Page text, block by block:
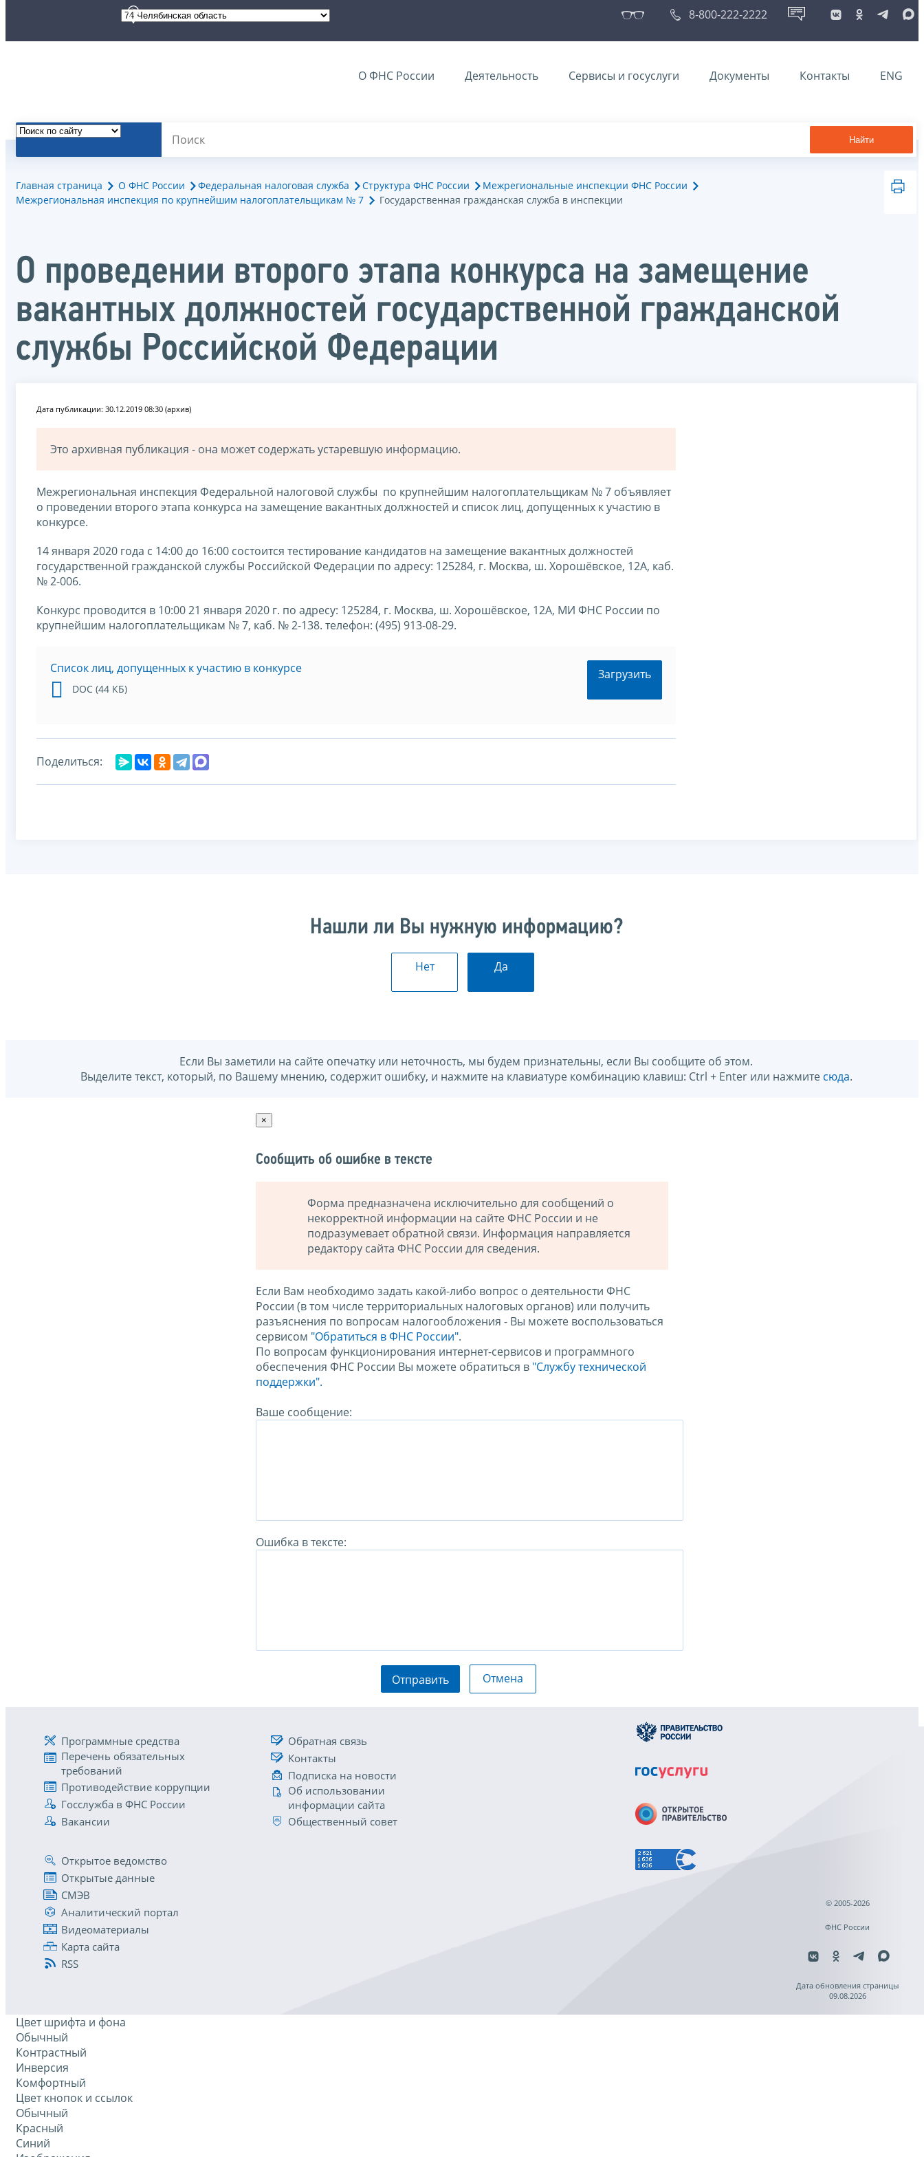
8-800-222-2222
О ФНС России Деятельность Сервисы и госуслуги Документы Контакты ENG
Найти
Главная страница О ФНС России Федеральная налоговая служба Структура ФНС России
Межрегиональные инспекции ФНС России
Межрегиональная инспекция по крупнейшим налогоплательщикам № 7
Государственная гражданская служба в инспекции
О проведении второго этапа конкурса на замещение
вакантных должностей государственной гражданской
службы Российской Федерации
Дата публикации: 30.12.2019 08:30 (архив)
Это архивная публикация - она может содержать устаревшую информацию.
Межрегиональная инспекция Федеральной налоговой службы по крупнейшим налогоплательщикам № 7 объявляет
о проведении второго этапа конкурса на замещение вакантных должностей и список лиц, допущенных к участию в
конкурсе.
14 января 2020 года с 14:00 до 16:00 состоится тестирование кандидатов на замещение вакантных должностей
государственной гражданской службы Российской Федерации по адресу: 125284, г. Москва, ш. Хорошёвское, 12A, каб.
№ 2-006.
Конкурс проводится в 10:00 21 января 2020 г. по адресу: 125284, г. Москва, ш. Хорошёвское, 12A, МИ ФНС России по
крупнейшим налогоплательщикам № 7, каб. № 2-138. телефон: (495) 913-08-29.
Cписок лиц, допущенных к участию в конкурсе
DOC (44 КБ)
Загрузить
Поделиться:
Нашли ли Вы нужную информацию?
Нет Да
Если Вы заметили на сайте опечатку или неточность, мы будем признательны, если Вы сообщите об этом.
Выделите текст, который, по Вашему мнению, содержит ошибку, и нажмите на клавиатуре комбинацию клавиш: Ctrl + Enter или нажмите сюда.
×
Сообщить об ошибке в тексте
Форма предназначена исключительно для сообщений о
некорректной информации на сайте ФНС России и не
подразумевает обратной связи. Информация направляется
редактору сайта ФНС России для сведения.
Если Вам необходимо задать какой-либо вопрос о деятельности ФНС
России (в том числе территориальных налоговых органов) или получить
разъяснения по вопросам налогообложения - Вы можете воспользоваться
сервисом "Обратиться в ФНС России".
По вопросам функционирования интернет-сервисов и программного
обеспечения ФНС России Вы можете обратиться в "Службу технической
поддержки".
Ваше сообщение:
Ошибка в тексте:
Отправить Отмена
Программные средства
Перечень обязательных
требований
Противодействие коррупции
Госслужба в ФНС России
Вакансии
Обратная связь
Контакты
Подписка на новости
Об использовании
информации сайта
Общественный совет
Открытое ведомство
Открытые данные
СМЭВ
Аналитический портал
Видеоматериалы
Карта сайта
RSS
© 2005-2026
ФНС России
Дата обновления страницы
09.08.2026
Цвет шрифта и фона
Обычный
Контрастный
Инверсия
Комфортный
Цвет кнопок и ссылок
Обычный
Красный
Синий